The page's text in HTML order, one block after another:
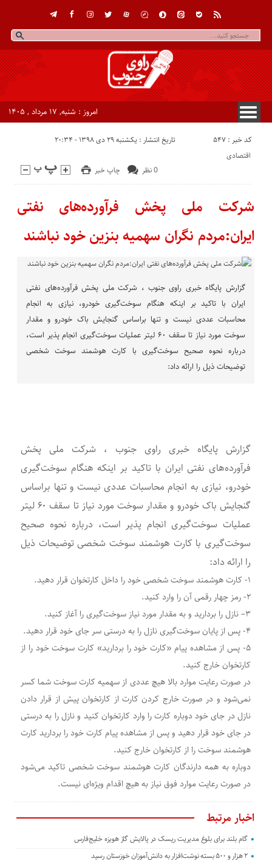
امروز : شنبه, ۱۷ مرداد , ۱۴۰۵
کد خبر : 547 تاریخ انتشار : یکشنبه ۲۹ دی ۱۳۹۸ - ۲۰:۳۴
چاپ خبر 0 نظر
اقتصادی
شرکت ملی پخش فرآورده‌های نفتی
ایران:مردم نگران سهمیه بنزین خود نباشند
گزارش پایگاه خبری راوی جنوب ، شرکت ملی پخش فرآورده‌های نفتی
ایران با تاکید بر اینکه هنگام سوخت‌گیری خودرو، نیازی به انجام
محاسبات عددی نیست و تنها براساس گنجایش باک خودرو و مقدار
سوخت مورد نیاز تا سقف ۶۰ لیتر عملیات سوخت‌گیری انجام پذیر است،
درباره نحوه صحیح سوخت‌گیری با کارت هوشمند سوخت شخصی
توضیحات ذیل را ارائه داد:
گزارش پایگاه خبری راوی جنوب ، شرکت ملی پخش
فرآورده‌های نفتی ایران با تاکید بر اینکه هنگام سوخت‌گیری
خودرو، نیازی به انجام محاسبات عددی نیست و تنها براساس
گنجایش باک خودرو و مقدار سوخت مورد نیاز تا سقف ۶۰ لیتر
عملیات سوخت‌گیری انجام پذیر است، درباره نحوه صحیح
سوخت‌گیری با کارت هوشمند سوخت شخصی توضیحات ذیل
را ارائه داد:
۱- کارت هوشمند سوخت شخصی خود را داخل کارتخوان قرار دهید.
۲- رمز چهار رقمی آن را وارد کنید.
۳– نازل را بردارید و به مقدار مورد نیاز سوخت‌گیری را آغاز کنید.
۴- پس از پایان سوخت‌گیری نازل را به درستی سر جای خود قرار دهید.
۵- پس از مشاهده پیام «کارت خود را بردارید» کارت سوخت خود را از
کارتخوان خارج کنید.
در صورت رعایت موارد بالا هیچ عددی از سهمیه کارت سوخت شما کسر
نمی‌شود و در صورت خارج کردن کارت از کارتخوان پیش از قرار دادن
نازل در جای خود دوباره کارت را وارد کارتخوان کنید و نازل را به درستی
در جای خود قرار دهید و پس از مشاهده پیام کارت خود را بردارید کارت
هوشمند سوخت را از کارتخوان خارج کنید.
دوباره به همه دارندگان کارت هوشمند سوخت شخصی تاکید می‌شود
در صورت رعایت موارد فوق نیاز به هیچ اقدام ویژه‌ای نیست.
اخبار مرتبط
گام بلند برای بلوغ مدیریت ریسک در پالایش گاز هویزه خلیج‌فارس
۲ هزار و ۵۰۰ بسته نوشت‌افزار به دانش‌آموزان خوزستان رسید